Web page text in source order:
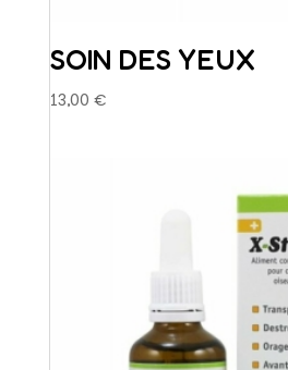
SOIN DES YEUX
13,00 €